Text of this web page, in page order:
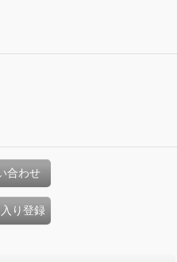
合わせ
り登録